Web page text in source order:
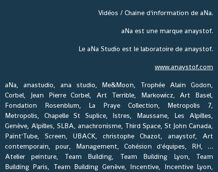
Vidéos / Chaine d'information de aNa.
aNa est une marque anaystof.
Le aNa Studio est le laboratoire de anaystof.
www.anaystof.com
aNa, anastudio, ana studio, Me&Moon, Trophée Alain Godon,
Corbel, Jean Pierre Corbel, Art Terrible, Markowicz, Art Basel,
Fondation Rosenblum, La Praye Collection, Metropolis 7,
Metropolis, Chapelle St Suplice, Istres, Maussane, Les Alpilles,
Genève, Alpilles, SLBA, anachronisme, Third Space, St John Canada,
Paint'Tube, Screen, UBACK, christophe Chazot, anaystof, Art
contemporain, pour, Management, Cohésion d'équipes, RH, …
Atelier peinture, Team Building, Team Building Lyon, Team
Building Paris, Team Building Genève, Incentive, Incentive Lyon,